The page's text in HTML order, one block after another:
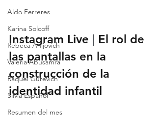
Aldo Ferreres
Karina Solcoff
Rebeca Anijovich
Valeria Abusamra
Raquel Gurevich
Silvia Español
Resumen del mes
Instagram Live | El rol de
las pantallas en la
construcción de la
identidad infantil